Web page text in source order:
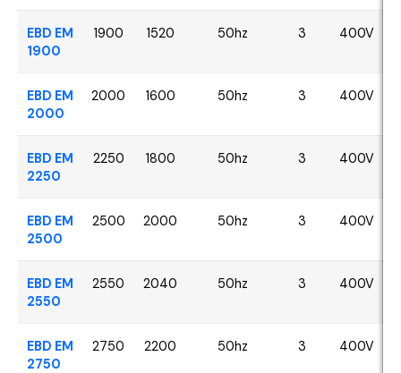
EBD EM
1900
1900 1520 50hz 3 400V
EBD EM
2000
2000 1600 50hz 3 400V
EBD EM
2250
2250 1800 50hz 3 400V
EBD EM
2500
2500 2000 50hz 3 400V
EBD EM
2550
2550 2040 50hz 3 400V
EBD EM
2750
2750 2200 50hz 3 400V